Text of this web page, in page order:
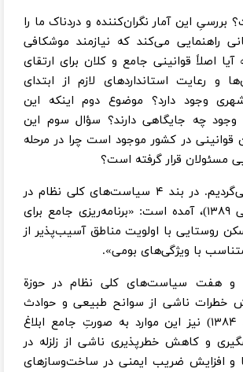
این آمار نگران‌کننده و دردناک ما را
راهنمایی می‌کند که نیازمند موشکافی
اصلاً قوانینی جامع و کلان برای ارتقای
و رعایت استانداردهای لازم از ابتدای
وجود دارد؟ موضوع دوم اینکه این
وجود چه جایگاهی دارند؟ سؤال سوم این
در کشور موجود است چرا در مرحله
مسئولان قرار گرفته است؟
به سؤال اول بازمی‌گردیم. در بند ۴ سیاست‌های کلی نظام در
امور مسکن (ابلاغی ۱۳۸۹)، آمده است: «برنامه‌ریزی جامع برای
روستایی با اولویت مناطق آسیب‌پذیر از
با ویژگی‌‌های بومی».
هفت سیاست‌های کلی نظام در حوزة
خطرات ناشی از سوانح طبیعی و حوادث
غیرمترقبه (ابلاغی ۱۳۸۴) نیز این موارد به صورتِ جامع ابلاغ
و کاهش خطر‌پذیری ناشی از زلزله در
و افزایش ضریب ایمنی در ساخت‌وسازهای